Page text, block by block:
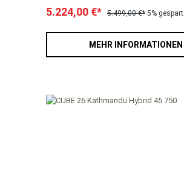
5.224,00 €* 5.499,00 €* 5% gespart
MEHR INFORMATIONEN